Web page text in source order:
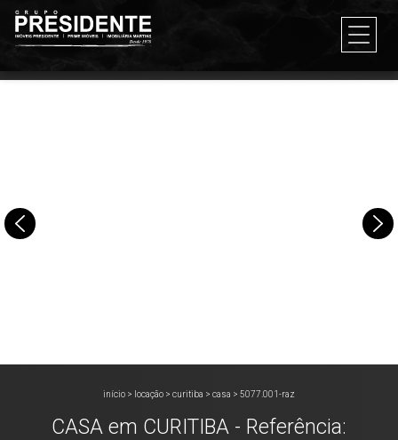
início > locação > curitiba > casa > 5077.001-raz
CASA em CURITIBA - Referência: